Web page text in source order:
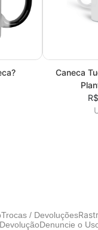
Caneca
Trocas / Devoluções
Denuncie o